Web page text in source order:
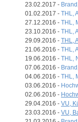
23.02.2017 -
01.02.2017 - THL,
27.12.2016 - THL,
23.10.2016 - THL,
29.09.2016 - THL,
21.06.2016 - THL,
19.06.2016 - THL,
07.06.2016 -
04.06.2016 - THL,
03.06.2016 -
02.06.2016 -
29.04.2016 - VU,
23.03.2016 - VU,